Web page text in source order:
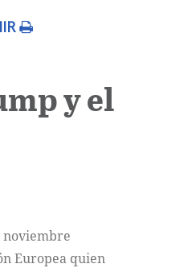
y el
noviembre
Europea quien